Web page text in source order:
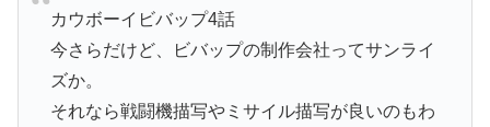
カウボーイビバップ4話
今さらだけど、ビバップの制作会社ってサンライ
ズか。
それなら戦闘機描写やミサイル描写が良いのもわ